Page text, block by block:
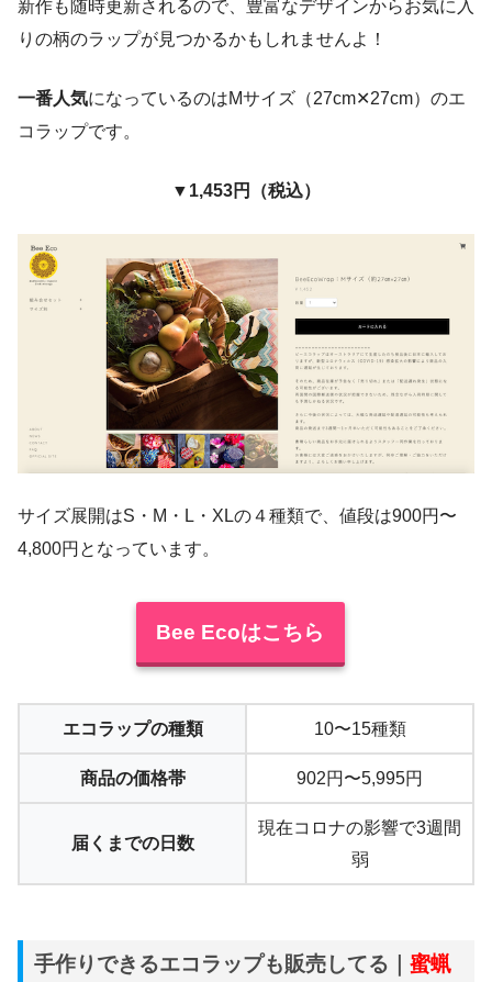
新作も随時更新されるので、豊富なデザインからお気に入
りの柄のラップが見つかるかもしれませんよ！
一番人気になっているのはMサイズ（27cm✕27cm）のエ
コラップです。
▼1,453円（税込）
サイズ展開はS・M・L・XLの４種類で、値段は900円〜
4,800円となっています。
Bee Ecoはこちら
エコラップの種類 10〜15種類
商品の価格帯 902円〜5,995円
届くまでの日数
現在コロナの影響で3週間
弱
手作りできるエコラップも販売してる｜ 蜜蝋